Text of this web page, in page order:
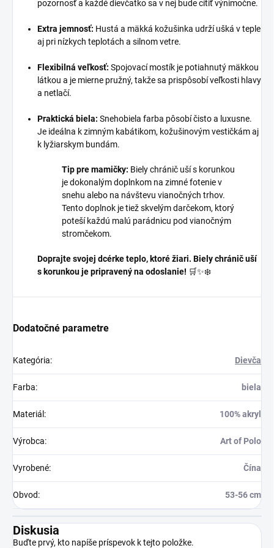
pozornosť a každé dievčatko sa v nej bude cítiť výnimočne.
Extra jemnosť: Hustá a mäkká kožušinka udrží ušká v teple
aj pri nízkych teplotách a silnom vetre.
Flexibilná veľkosť: Spojovací mostík je potiahnutý mäkkou
látkou a je mierne pružný, takže sa prispôsobí veľkosti hlavy
a netlačí.
Praktická biela: Snehobiela farba pôsobí čisto a luxusne.
Je ideálna k zimným kabátikom, kožušinovým vestičkám aj
k lyžiarskym bundám.
Tip pre mamičky: Biely chránič uší s korunkou
je dokonalým doplnkom na zimné fotenie v
snehu alebo na návštevu vianočných trhov.
Tento doplnok je tiež skvelým darčekom, ktorý
poteší každú malú parádnicu pod vianočným
stromčekom.
Doprajte svojej dcérke teplo, ktoré žiari. Biely chránič uší
s korunkou je pripravený na odoslanie! 🛒✨❄️
Dodatočné parametre
Kategória: Dievča
Farba: biela
Materiál : 100% akryl
Výrobca: Art of Polo
Vyrobené: Čína
Obvod: 53-56 cm
Diskusia
Buďte prvý, kto napíše príspevok k tejto položke.